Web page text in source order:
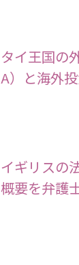
タイ王国の
A）と海外
イギリスの
概要を弁護